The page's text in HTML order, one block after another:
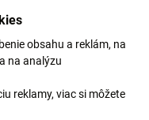
obsahu a reklám, na
na analýzu
reklamy, viac si môžete